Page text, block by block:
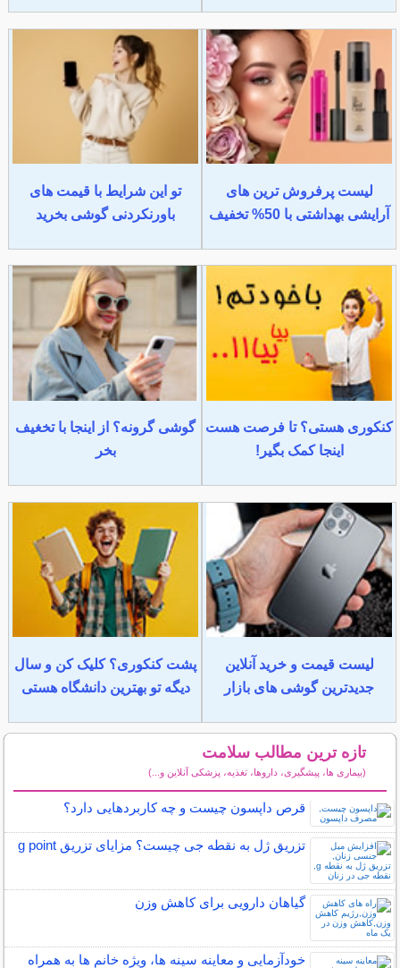
لیست پرفروش ترین های
آرایشی بهداشتی با 50% تخفیف
تو این شرایط با قیمت های
باورنکردنی گوشی بخرید
کنکوری هستی؟ تا فرصت هست
اینجا کمک بگیر!
گوشی گرونه؟ از اینجا با تخغیف
بخر
لیست قیمت و خرید آنلاین
جدیدترین گوشی های بازار
پشت کنکوری؟ کلیک کن و سال
دیگه تو بهترین دانشگاه هستی
تازه ترین مطالب سلامت
(بیماری ها، پیشگیری، داروها، تغذیه، پزشکی آنلاین و...)
قرص داپسون چیست و چه کاربردهایی دارد؟
تزریق ژل به نقطه جی چیست؟ مزایای تزریق g point
گیاهان دارویی برای کاهش وزن
خودآزمایی و معاینه سینه ها، ویژه خانم ها به همراه